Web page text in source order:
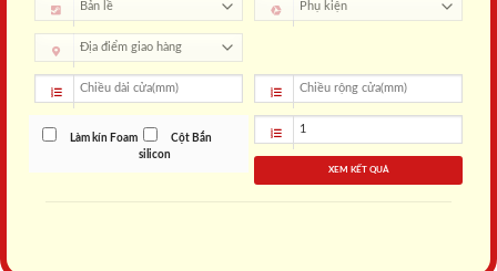
Làm kín Foam
Cột Bắn
silicon
XEM KẾT QUẢ